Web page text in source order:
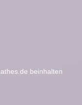
beinhalten